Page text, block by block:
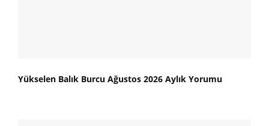
Yükselen Balık Burcu Ağustos 2026 Aylık Yorumu